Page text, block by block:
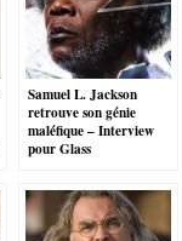
Samuel L. Jackson
retrouve son génie
maléfique – Interview
pour Glass